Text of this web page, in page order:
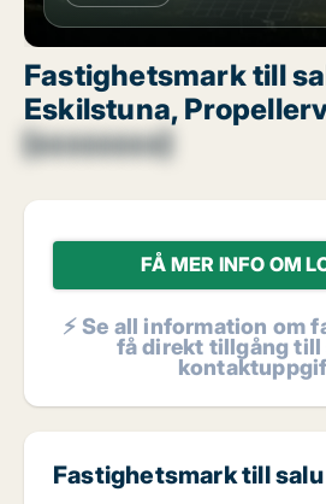
Fastighetsmark till
Eskilstuna,
[xxxxxxxx]
FÅ MER INFO OM
⚡ Se all information om
få direkt tillgång till
Fastighetsmark till